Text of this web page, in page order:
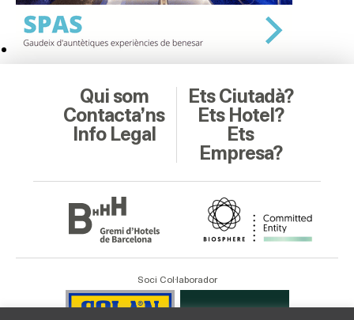
Qui som
Contacta’ns
Info Legal
Ets Ciutadà?
Ets Hotel?
Ets
Empresa?
Soci Col·laborador